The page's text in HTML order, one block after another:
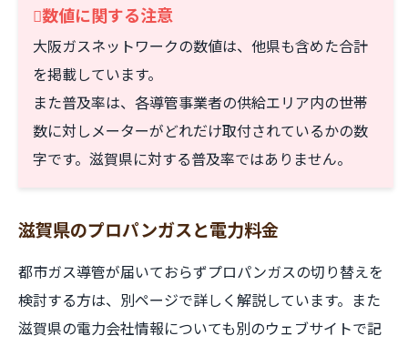
数値に関する注意
大阪ガスネットワークの数値は、他県も含めた合計
を掲載しています。
また普及率は、各導管事業者の供給エリア内の世帯
数に対しメーターがどれだけ取付されているかの数
字です。滋賀県に対する普及率ではありません。
滋賀県のプロパンガスと電力料金
都市ガス導管が届いておらずプロパンガスの切り替えを
検討する方は、別ページで詳しく解説しています。また
滋賀県の電力会社情報についても別のウェブサイトで記